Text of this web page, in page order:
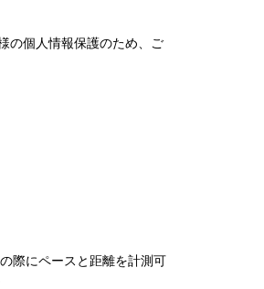
の個人情報保護のため、ご
際にペースと距離を計測可